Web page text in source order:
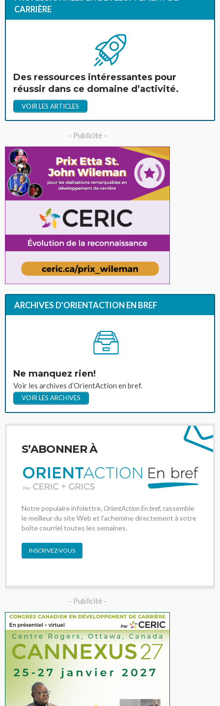
CARRIÈRE
Des ressources intéressantes pour
réussir dans ce domaine d’activité.
VOIR LES ARTICLES
- Publicité -
ARCHIVES D’ORIENTACTION EN BREF
Ne manquez rien!
Voir les archives d’OrientAction en bref.
VOIR LES ARCHIVES
S’ABONNER À
Notre populaire infolettre, OrientAction En bref, rassemble
le meilleur du site Web et l'achemine directement à votre
boîte courriel toutes les semaines.
INSCRIVEZ-VOUS
- Publicité -